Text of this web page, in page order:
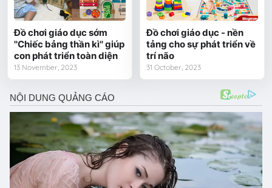
Đồ chơi giáo dục sớm
''Chiếc bảng thần kì'' giúp
con phát triển toàn diện
13 November, 2023
Đồ chơi giáo dục - nền
tảng cho sự phát triển về
trí não
31 October, 2023